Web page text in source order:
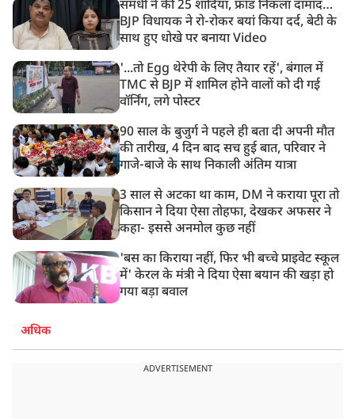
8:23 AM
रांची: छात्रों और झारखंड सरकार के बीच आज होगी तीसरे दौर
की बातचीत
समधी ने की 25 शादियां, फ्रॉड निकला दामाद…
BJP विधायक ने रो-रोकर बयां किया दर्द, बेटी के
साथ हुए धोखे पर बनाया Video
'...तो Egg थेरेपी के लिए तैयार रहें', बंगाल में
TMC से BJP में शामिल होने वालों को दी गई
वॉर्निंग, लगे पोस्टर
90 साल के बुजुर्ग ने पहले ही बता दी अपनी मौत
की तारीख, 4 दिन बाद सच हुई बात, परिवार ने
गाजे-बाजे के साथ निकाली अंतिम यात्रा
3 साल से अटका था काम, DM ने कराया पूरा तो
किसान ने दिया ऐसा तोहफा, देखकर अफसर ने
कहा- इससे अनमोल कुछ नहीं
'बस का किराया नहीं, फिर भी बच्चे प्राइवेट स्कूल
में' केरल के मंत्री ने दिया ऐसा बयान की खड़ा हो
गया बड़ा बवाल
अधिक
ADVERTISEMENT